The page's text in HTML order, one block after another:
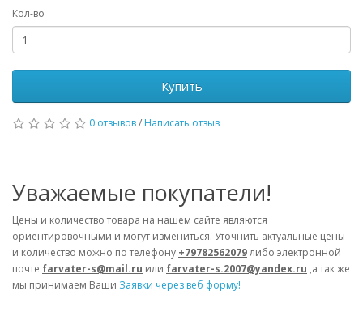
Кол-во
Купить
0 отзывов/ Написать отзыв
Уважаемые покупатели!
Цены и количество товара на нашем сайте являются
ориентировочными и могут измениться. Уточнить актуальные цены
и количество можно по телефону +79782562079либо электронной
почте farvater-s@mail.ru или farvater-s.2007@yandex.ru ,а так же
мы принимаем Ваши Заявки через веб форму!